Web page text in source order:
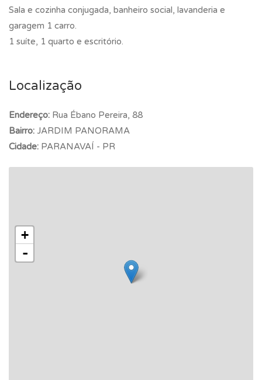
Sala e cozinha conjugada, banheiro social, lavanderia e
garagem 1 carro.
1 suíte, 1 quarto e escritório.
Localização
Endereço: Rua Ébano Pereira, 88
Bairro: JARDIM PANORAMA
Cidade: PARANAVAÍ - PR
+
-